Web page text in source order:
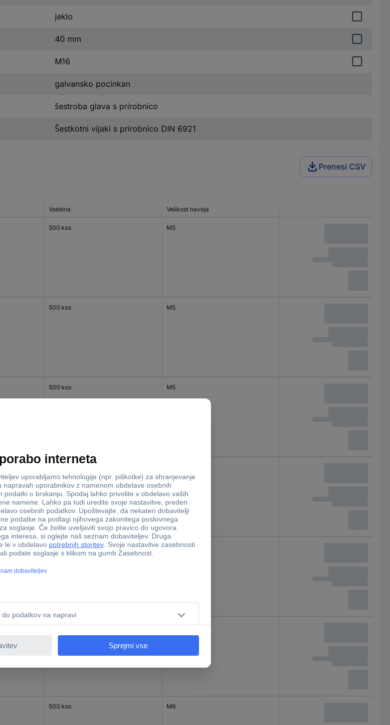
jeklo
40 mm
M16
galvansko pocinkan
šestroba glava s prirobnico
Šestkotni vijaki s prirobnico DIN 6921
Prenesi CSV
Vsebina Velikost navoja
500 kos M5
500 kos M5
500 kos M5
500 kos M6
500 kos M6
500 kos M6